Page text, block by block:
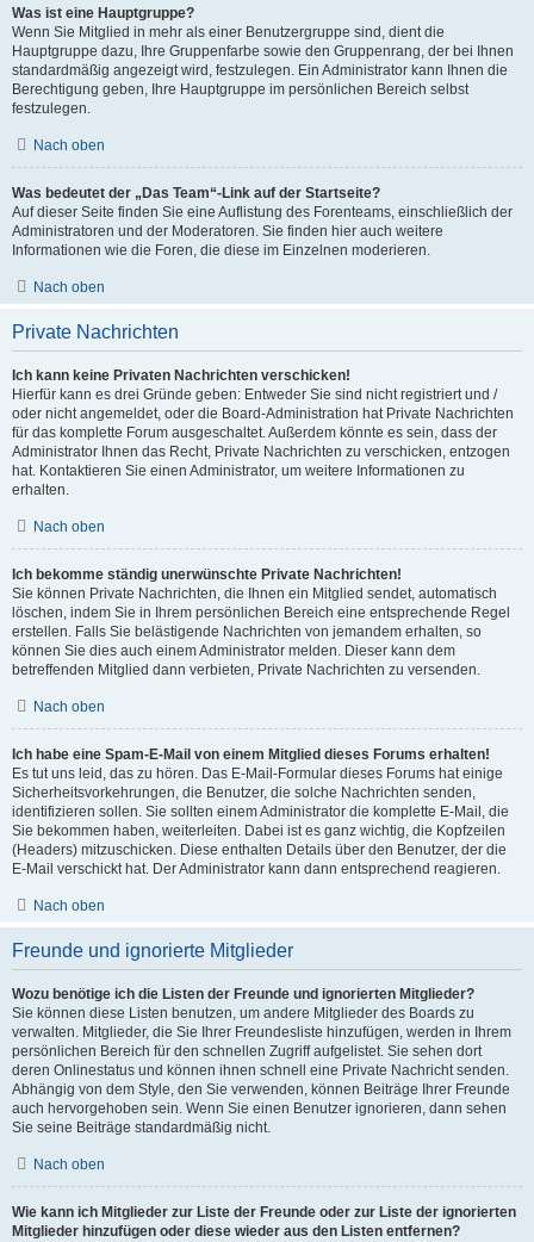
Was ist eine Hauptgruppe?
Wenn Sie Mitglied in mehr als einer Benutzergruppe sind, dient die
Hauptgruppe dazu, Ihre Gruppenfarbe sowie den Gruppenrang, der bei Ihnen
standardmäßig angezeigt wird, festzulegen. Ein Administrator kann Ihnen die
Berechtigung geben, Ihre Hauptgruppe im persönlichen Bereich selbst
festzulegen.
Nach oben
Was bedeutet der „Das Team“-Link auf der Startseite?
Auf dieser Seite finden Sie eine Auflistung des Forenteams, einschließlich der
Administratoren und der Moderatoren. Sie finden hier auch weitere
Informationen wie die Foren, die diese im Einzelnen moderieren.
Nach oben
Private Nachrichten
Ich kann keine Privaten Nachrichten verschicken!
Hierfür kann es drei Gründe geben: Entweder Sie sind nicht registriert und /
oder nicht angemeldet, oder die Board-Administration hat Private Nachrichten
für das komplette Forum ausgeschaltet. Außerdem könnte es sein, dass der
Administrator Ihnen das Recht, Private Nachrichten zu verschicken, entzogen
hat. Kontaktieren Sie einen Administrator, um weitere Informationen zu
erhalten.
Nach oben
Ich bekomme ständig unerwünschte Private Nachrichten!
Sie können Private Nachrichten, die Ihnen ein Mitglied sendet, automatisch
löschen, indem Sie in Ihrem persönlichen Bereich eine entsprechende Regel
erstellen. Falls Sie belästigende Nachrichten von jemandem erhalten, so
können Sie dies auch einem Administrator melden. Dieser kann dem
betreffenden Mitglied dann verbieten, Private Nachrichten zu versenden.
Nach oben
Ich habe eine Spam-E-Mail von einem Mitglied dieses Forums erhalten!
Es tut uns leid, das zu hören. Das E-Mail-Formular dieses Forums hat einige
Sicherheitsvorkehrungen, die Benutzer, die solche Nachrichten senden,
identifizieren sollen. Sie sollten einem Administrator die komplette E-Mail, die
Sie bekommen haben, weiterleiten. Dabei ist es ganz wichtig, die Kopfzeilen
(Headers) mitzuschicken. Diese enthalten Details über den Benutzer, der die
E-Mail verschickt hat. Der Administrator kann dann entsprechend reagieren.
Nach oben
Freunde und ignorierte Mitglieder
Wozu benötige ich die Listen der Freunde und ignorierten Mitglieder?
Sie können diese Listen benutzen, um andere Mitglieder des Boards zu
verwalten. Mitglieder, die Sie Ihrer Freundesliste hinzufügen, werden in Ihrem
persönlichen Bereich für den schnellen Zugriff aufgelistet. Sie sehen dort
deren Onlinestatus und können ihnen schnell eine Private Nachricht senden.
Abhängig von dem Style, den Sie verwenden, können Beiträge Ihrer Freunde
auch hervorgehoben sein. Wenn Sie einen Benutzer ignorieren, dann sehen
Sie seine Beiträge standardmäßig nicht.
Nach oben
Wie kann ich Mitglieder zur Liste der Freunde oder zur Liste der ignorierten
Mitglieder hinzufügen oder diese wieder aus den Listen entfernen?